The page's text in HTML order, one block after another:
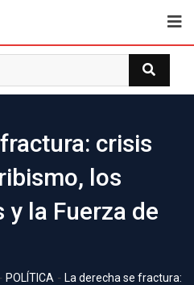
crisis
los
la Fuerza de
- POLÍTICA - La derecha se fractura: